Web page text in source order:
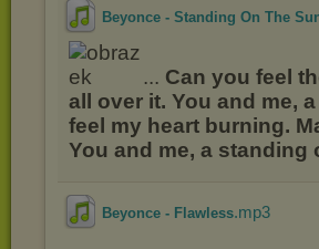
Beyonce - Standing On The
... Can you feel
all over it. You and me,
feel my heart burning.
You and me, a standing
Beyonce - Flawless.mp3